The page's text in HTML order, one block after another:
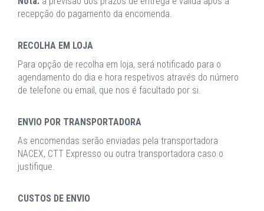
recepção do pagamento da encomenda.
RECOLHA EM LOJA
Para opção de recolha em loja, será notificado para o
agendamento do dia e hora respetivos através do número
de telefone ou email, que nos é facultado por si.
ENVIO POR TRANSPORTADORA
As encomendas serão enviadas pela transportadora
NACEX, CTT Expresso ou outra transportadora caso o
justifique.
CUSTOS DE ENVIO